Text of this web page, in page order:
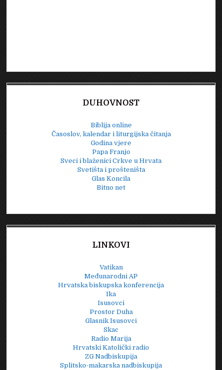
DUHOVNOST
Biblija online
Časoslov, kalendar i liturgijska čitanja
Godina vjere
Papa Franjo
Sveci i blaženici Crkve u Hrvata
Svetišta i prošteništa
Glas Koncila
Bitno net
LINKOVI
Vatikan
Međunarodni AP
Hrvatska biskupska konferencija
Ika
Isusovci
Prostor Duha
Glasnik Isusovci
Skac
Radio Marija
Hrvatski Katolički radio
ZG Nadbiskupija
Splitsko-makarska nadbiskupija